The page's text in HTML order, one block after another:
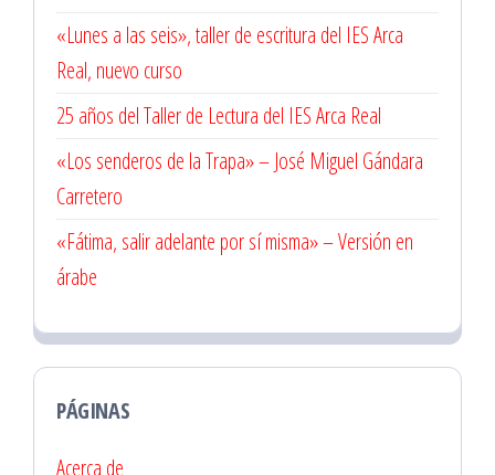
«Lunes a las seis», taller de escritura del IES Arca
Real, nuevo curso
25 años del Taller de Lectura del IES Arca Real
«Los senderos de la Trapa» – José Miguel Gándara
Carretero
«Fátima, salir adelante por sí misma» – Versión en
árabe
PÁGINAS
Acerca de